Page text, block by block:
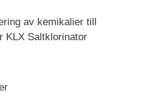
av kemikalier till
KLX Saltklorinator